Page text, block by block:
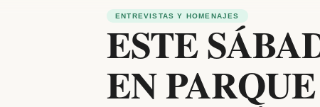
ENTREVISTAS Y HOMENAJES
ESTE
EN